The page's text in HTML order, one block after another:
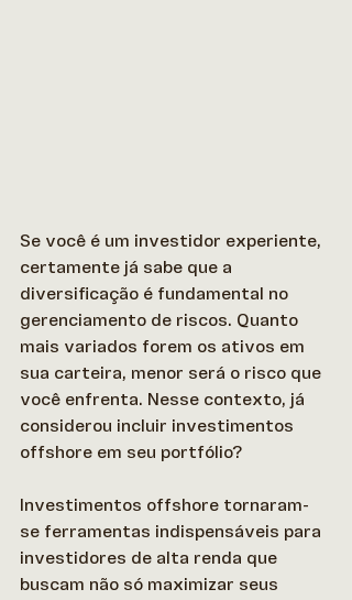
Se você é um investidor experiente,
certamente já sabe que a
diversificação é fundamental no
gerenciamento de riscos. Quanto
mais variados forem os ativos em
sua carteira, menor será o risco que
você enfrenta. Nesse contexto, já
considerou incluir investimentos
offshore em seu portfólio?
Investimentos offshore tornaram-
se ferramentas indispensáveis para
investidores de alta renda que
buscam não só maximizar seus